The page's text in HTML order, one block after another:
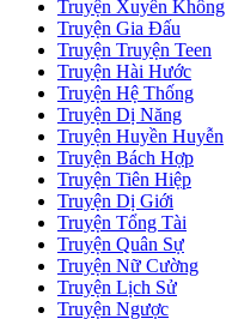
Truyện Xuyên Không
Truyện Gia Đấu
Truyện Truyện Teen
Truyện Hài Hước
Truyện Hệ Thống
Truyện Dị Năng
Truyện Huyền Huyễn
Truyện Bách Hợp
Truyện Tiên Hiệp
Truyện Dị Giới
Truyện Tổng Tài
Truyện Quân Sự
Truyện Nữ Cường
Truyện Lịch Sử
Truyện Ngược